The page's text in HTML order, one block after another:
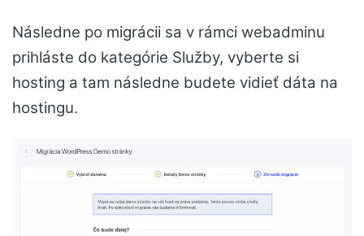
Následne po migrácii sa v rámci webadminu
prihláste do kategórie Služby, vyberte si
hosting a tam následne budete vidieť dáta na
hostingu.